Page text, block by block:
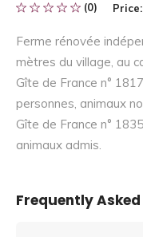
(0) Price:
Ferme rénovée
mètres du village, au
Gîte de France n°
personnes, animaux
Gîte de France n°
animaux admis.
Frequently